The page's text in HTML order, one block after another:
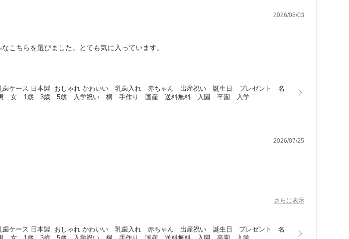
2026/08/03
こちらを選びました。とても気に入っています。
歯ケース 日本製  おしゃれ かわいい　乳歯入れ　赤ちゃん　出産祝い　誕生日　プレゼント　名
女　1歳　3歳　5歳　入学祝い　桐　手作り　国産　送料無料　入園　卒園　入学
2026/07/25
ズになっていて
が
さらに表示
歯ケース 日本製  おしゃれ かわいい　乳歯入れ　赤ちゃん　出産祝い　誕生日　プレゼント　名